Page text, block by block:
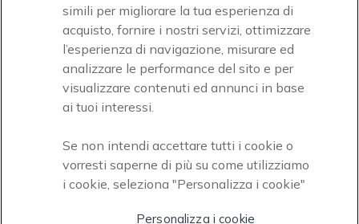
Icon
Paga facilmente ed in assoluta sicurezza
Accettiamo
simili per migliorare la tua esperienza di
acquisto, fornire i nostri servizi, ottimizzare
l’esperienza di navigazione, misurare ed
analizzare le performance del sito e per
visualizzare contenuti ed annunci in base
ai tuoi interessi.
Se non intendi accettare tutti i cookie o
vorresti saperne di più su come utilizziamo
i cookie, seleziona "Personalizza i cookie"
Personalizza i cookie